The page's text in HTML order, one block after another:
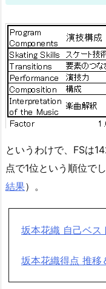
というわけで、FSは
点で1位という順位で
結果）。
坂本花織 自己ベス
坂本花織得点 推移